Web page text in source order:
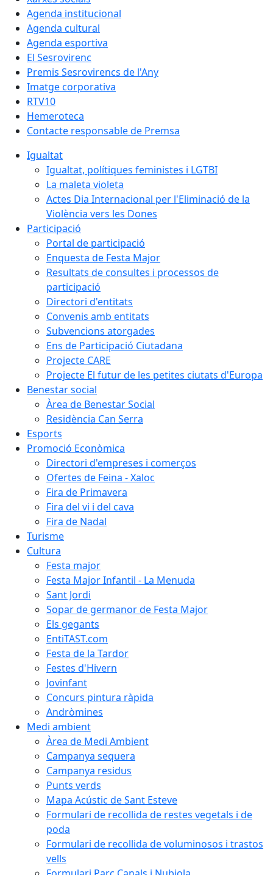
Agenda institucional
Agenda cultural
Agenda esportiva
El Sesrovirenc
Premis Sesrovirencs de l'Any
Imatge corporativa
RTV10
Hemeroteca
Contacte responsable de Premsa
Igualtat
Igualtat, polítiques feministes i LGTBI
La maleta violeta
Actes Dia Internacional per l'Eliminació de la
Violència vers les Dones
Participació
Portal de participació
Enquesta de Festa Major
Resultats de consultes i processos de
participació
Directori d'entitats
Convenis amb entitats
Subvencions atorgades
Ens de Participació Ciutadana
Projecte CARE
Projecte El futur de les petites ciutats d'Europa
Benestar social
Àrea de Benestar Social
Residència Can Serra
Esports
Promoció Econòmica
Directori d'empreses i comerços
Ofertes de Feina - Xaloc
Fira de Primavera
Fira del vi i del cava
Fira de Nadal
Turisme
Cultura
Festa major
Festa Major Infantil - La Menuda
Sant Jordi
Sopar de germanor de Festa Major
Els gegants
EntiTAST.com
Festa de la Tardor
Festes d'Hivern
Jovinfant
Concurs pintura ràpida
Andròmines
Medi ambient
Àrea de Medi Ambient
Campanya sequera
Campanya residus
Punts verds
Mapa Acústic de Sant Esteve
Formulari de recollida de restes vegetals i de
poda
Formulari de recollida de voluminosos i trastos
vells